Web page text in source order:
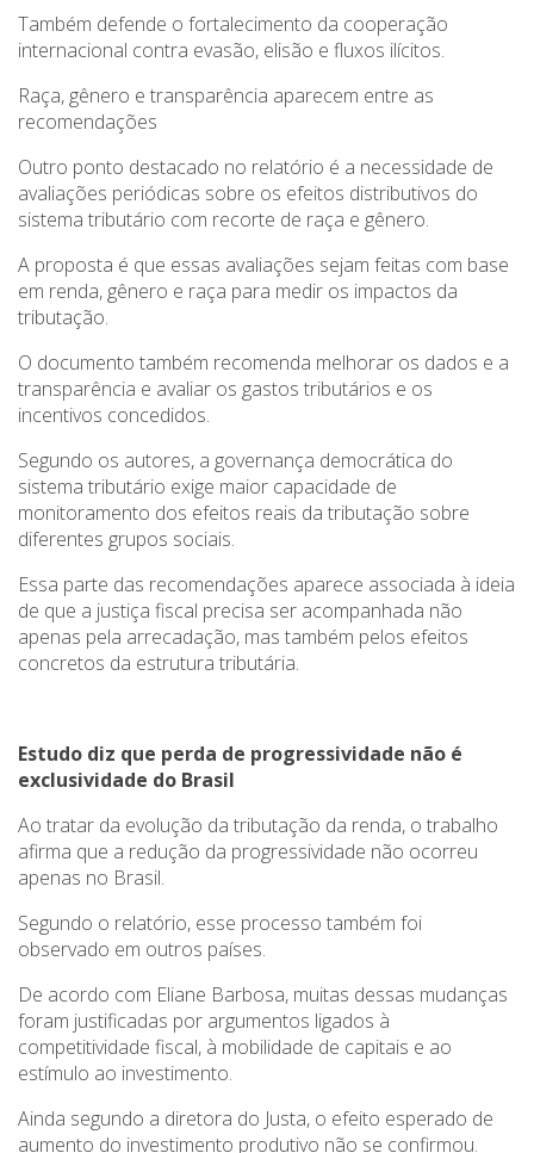
Também defende o fortalecimento da cooperação
internacional contra evasão, elisão e fluxos ilícitos.
Raça, gênero e transparência aparecem entre as
recomendações
Outro ponto destacado no relatório é a necessidade de
avaliações periódicas sobre os efeitos distributivos do
sistema tributário com recorte de raça e gênero.
A proposta é que essas avaliações sejam feitas com base
em renda, gênero e raça para medir os impactos da
tributação.
O documento também recomenda melhorar os dados e a
transparência e avaliar os gastos tributários e os
incentivos concedidos.
Segundo os autores, a governança democrática do
sistema tributário exige maior capacidade de
monitoramento dos efeitos reais da tributação sobre
diferentes grupos sociais.
Essa parte das recomendações aparece associada à ideia
de que a justiça fiscal precisa ser acompanhada não
apenas pela arrecadação, mas também pelos efeitos
concretos da estrutura tributária.
Estudo diz que perda de progressividade não é
exclusividade do Brasil
Ao tratar da evolução da tributação da renda, o trabalho
afirma que a redução da progressividade não ocorreu
apenas no Brasil.
Segundo o relatório, esse processo também foi
observado em outros países.
De acordo com Eliane Barbosa, muitas dessas mudanças
foram justificadas por argumentos ligados à
competitividade fiscal, à mobilidade de capitais e ao
estímulo ao investimento.
Ainda segundo a diretora do Justa, o efeito esperado de
aumento do investimento produtivo não se confirmou.